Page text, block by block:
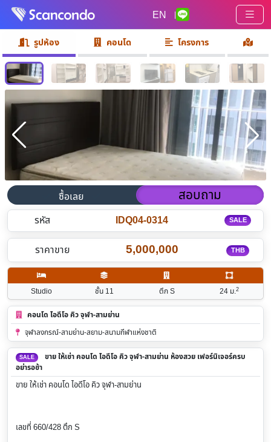
EN |
รูปห้อง คอนโด โครงการ
ซื้อเลย สอบถาม
รหัส IDQ04-0314 SALE
ราคาขาย 5,000,000 THB
Studio ชั้น 11 ตึก S 24 ม.2
คอนโด ไอดีโอ คิว จุฬา-สามย่าน
จุฬาลงกรณ์-สามย่าน-สยาม-สนามกีฬาแห่งชาติ
SALE
ขาย ให้เช่า คอนโด ไอดีโอ คิว จุฬา-สามย่าน ห้องสวย เฟอร์นิเจอร์ครบ
อย่ารอช้า
ขาย ให้เช่า คอนโด ไอดีโอ คิว จุฬา-สามย่าน
เลขที่ 660/428 ตึก S